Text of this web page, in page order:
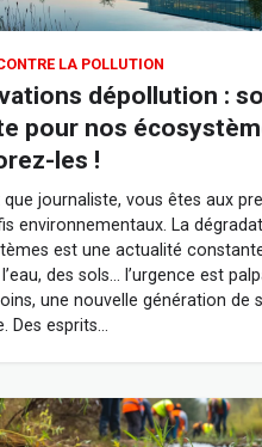
LA POLLUTION
dépollution :
pour nos
les !
que journaliste, vous êtes aux
environnementaux. La
est une actualité
l’eau, des sols… l’urgence est
une nouvelle génération de
Des esprits…